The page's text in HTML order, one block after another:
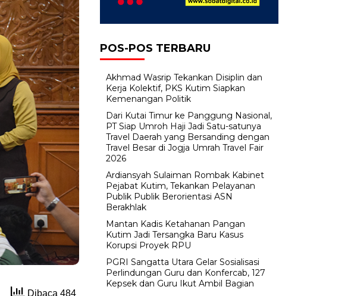
Dibaca 484
POS-POS TERBARU
Akhmad Wasrip Tekankan Disiplin dan
Kerja Kolektif, PKS Kutim Siapkan
Kemenangan Politik
Dari Kutai Timur ke Panggung Nasional,
PT Siap Umroh Haji Jadi Satu-satunya
Travel Daerah yang Bersanding dengan
Travel Besar di Jogja Umrah Travel Fair
2026
Ardiansyah Sulaiman Rombak Kabinet
Pejabat Kutim, Tekankan Pelayanan
Publik Publik Berorientasi ASN
Berakhlak
Mantan Kadis Ketahanan Pangan
Kutim Jadi Tersangka Baru Kasus
Korupsi Proyek RPU
PGRI Sangatta Utara Gelar Sosialisasi
Perlindungan Guru dan Konfercab, 127
Kepsek dan Guru Ikut Ambil Bagian